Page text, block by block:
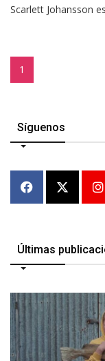
Scarlett Johansson
1
Síguenos
Últimas